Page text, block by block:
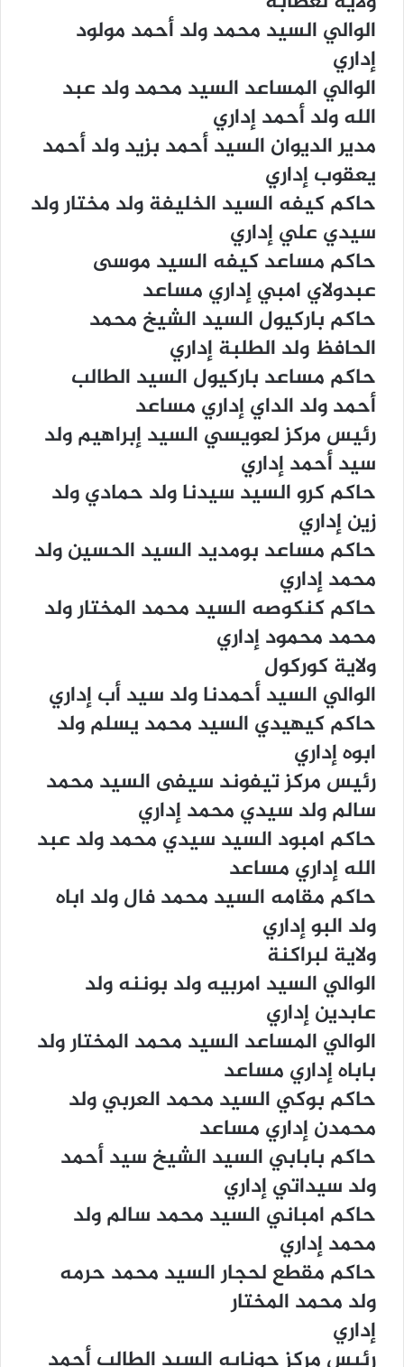
ﺍﻟﻮﺍﻟﻲ ﺍﻟﺴﻴﺪ ﻣﺤﻤﺪ ﻭﻟﺪ ﺃﺣﻤﺪ ﻣﻮﻟﻮﺩ
ﺇﺩﺍﺭﻱ
ﺍﻟﻮﺍﻟﻲ ﺍﻟﻤﺴﺎﻋﺪ ﺍﻟﺴﻴﺪ ﻣﺤﻤﺪ ﻭﻟﺪ ﻋﺒﺪ
ﺍﻟﻠﻪ ﻭﻟﺪ ﺃﺣﻤﺪ ﺇﺩﺍﺭﻱ
ﻣﺪﻳﺮ ﺍﻟﺪﻳﻮﺍﻥ ﺍﻟﺴﻴﺪ ﺃﺣﻤﺪ ﺑﺰﻳﺪ ﻭﻟﺪ ﺃﺣﻤﺪ
ﻳﻌﻘﻮﺏ ﺇﺩﺍﺭﻱ
ﺣﺎﻛﻢ ﻛﻴﻔﻪ ﺍﻟﺴﻴﺪ ﺍﻟﺨﻠﻴﻔﺔ ﻭﻟﺪ ﻣﺨﺘﺎﺭ ﻭﻟﺪ
ﺳﻴﺪﻱ ﻋﻠﻲ ﺇﺩﺍﺭﻱ
ﺣﺎﻛﻢ ﻣﺴﺎﻋﺪ ﻛﻴﻔﻪ ﺍﻟﺴﻴﺪ ﻣﻮﺳﻰ
ﻋﺒﺪﻭﻻﻱ ﺍﻣﺒﻲ ﺇﺩﺍﺭﻱ ﻣﺴﺎﻋﺪ
ﺣﺎﻛﻢ ﺑﺎﺭﻛﻴﻮﻝ ﺍﻟﺴﻴﺪ ﺍﻟﺸﻴﺦ ﻣﺤﻤﺪ
ﺍﻟﺤﺎﻓﻆ ﻭﻟﺪ ﺍﻟﻄﻠﺒﺔ ﺇﺩﺍﺭﻱ
ﺣﺎﻛﻢ ﻣﺴﺎﻋﺪ ﺑﺎﺭﻛﻴﻮﻝ ﺍﻟﺴﻴﺪ ﺍﻟﻄﺎﻟﺐ
ﺃﺣﻤﺪ ﻭﻟﺪ ﺍﻟﺪﺍﻱ ﺇﺩﺍﺭﻱ ﻣﺴﺎﻋﺪ
ﺭﺋﻴﺲ ﻣﺮﻛﺰ ﻟﻌﻮﻳﺴﻲ ﺍﻟﺴﻴﺪ ﺇﺑﺮﺍﻫﻴﻢ ﻭﻟﺪ
ﺳﻴﺪ ﺃﺣﻤﺪ ﺇﺩﺍﺭﻱ
ﺣﺎﻛﻢ ﻛﺮﻭ ﺍﻟﺴﻴﺪ ﺳﻴﺪﻧﺎ ﻭﻟﺪ ﺣﻤﺎﺩﻱ ﻭﻟﺪ
ﺯﻳﻦ ﺇﺩﺍﺭﻱ
ﺣﺎﻛﻢ ﻣﺴﺎﻋﺪ ﺑﻮﻣﺪﻳﺪ ﺍﻟﺴﻴﺪ ﺍﻟﺤﺴﻴﻦ ﻭﻟﺪ
ﻣﺤﻤﺪ ﺇﺩﺍﺭﻱ
ﺣﺎﻛﻢ ﻛﻨﻜﻮﺻﻪ ﺍﻟﺴﻴﺪ ﻣﺤﻤﺪ ﺍﻟﻤﺨﺘﺎﺭ ﻭﻟﺪ
ﻣﺤﻤﺪ ﻣﺤﻤﻮﺩ ﺇﺩﺍﺭﻱ
ﻭﻻﻳﺔ ﻛﻮﺭﻛﻮﻝ
ﺍﻟﻮﺍﻟﻲ ﺍﻟﺴﻴﺪ ﺃﺣﻤﺪﻧﺎ ﻭﻟﺪ ﺳﻴﺪ ﺃﺏ ﺇﺩﺍﺭﻱ
ﺣﺎﻛﻢ ﻛﻴﻬﻴﺪﻱ ﺍﻟﺴﻴﺪ ﻣﺤﻤﺪ ﻳﺴﻠﻢ ﻭﻟﺪ
ﺍﺑﻮﻩ ﺇﺩﺍﺭﻱ
ﺭﺋﻴﺲ ﻣﺮﻛﺰ ﺗﻴﻔﻮﻧﺪ ﺳﻴﻔﻰ ﺍﻟﺴﻴﺪ ﻣﺤﻤﺪ
ﺳﺎﻟﻢ ﻭﻟﺪ ﺳﻴﺪﻱ ﻣﺤﻤﺪ ﺇﺩﺍﺭﻱ
ﺣﺎﻛﻢ ﺍﻣﺒﻮﺩ ﺍﻟﺴﻴﺪ ﺳﻴﺪﻱ ﻣﺤﻤﺪ ﻭﻟﺪ ﻋﺒﺪ
ﺍﻟﻠﻪ ﺇﺩﺍﺭﻱ ﻣﺴﺎﻋﺪ
ﺣﺎﻛﻢ ﻣﻘﺎﻣﻪ ﺍﻟﺴﻴﺪ ﻣﺤﻤﺪ ﻓﺎﻝ ﻭﻟﺪ ﺍﺑﺎﻩ
ﻭﻟﺪ ﺍﻟﺒﻮ ﺇﺩﺍﺭﻱ
ﻭﻻﻳﺔ ﻟﺒﺮﺍﻛﻨﺔ
ﺍﻟﻮﺍﻟﻲ ﺍﻟﺴﻴﺪ ﺍﻣﺮﺑﻴﻪ ﻭﻟﺪ ﺑﻮﻧﻨﻪ ﻭﻟﺪ
ﻋﺎﺑﺪﻳﻦ ﺇﺩﺍﺭﻱ
ﺍﻟﻮﺍﻟﻲ ﺍﻟﻤﺴﺎﻋﺪ ﺍﻟﺴﻴﺪ ﻣﺤﻤﺪ ﺍﻟﻤﺨﺘﺎﺭ ﻭﻟﺪ
ﺑﺎﺑﺎﻩ ﺇﺩﺍﺭﻱ ﻣﺴﺎﻋﺪ
ﺣﺎﻛﻢ ﺑﻮﻛﻲ ﺍﻟﺴﻴﺪ ﻣﺤﻤﺪ ﺍﻟﻌﺮﺑﻲ ﻭﻟﺪ
ﻣﺤﻤﺪﻥ ﺇﺩﺍﺭﻱ ﻣﺴﺎﻋﺪ
ﺣﺎﻛﻢ ﺑﺎﺑﺎﺑﻲ ﺍﻟﺴﻴﺪ ﺍﻟﺸﻴﺦ ﺳﻴﺪ ﺃﺣﻤﺪ
ﻭﻟﺪ ﺳﻴﺪﺍﺗﻲ ﺇﺩﺍﺭﻱ
ﺣﺎﻛﻢ ﺍﻣﺒﺎﻧﻲ ﺍﻟﺴﻴﺪ ﻣﺤﻤﺪ ﺳﺎﻟﻢ ﻭﻟﺪ
ﻣﺤﻤﺪ ﺇﺩﺍﺭﻱ
ﺣﺎﻛﻢ ﻣﻘﻄﻊ ﻟﺤﺠﺎﺭ ﺍﻟﺴﻴﺪ ﻣﺤﻤﺪ ﺣﺮﻣﻪ
ﻭﻟﺪ ﻣﺤﻤﺪ ﺍﻟﻤﺨﺘﺎﺭ
ﺇﺩﺍﺭﻱ